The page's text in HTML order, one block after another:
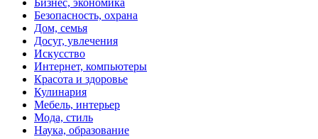
Бизнес, экономика
Безопасность, охрана
Дом, семья
Досуг, увлечения
Искусство
Интернет, компьютеры
Красота и здоровье
Кулинария
Мебель, интерьер
Мода, стиль
Наука, образование